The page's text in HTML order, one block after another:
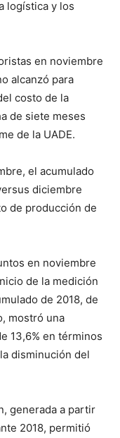
logística y los
en noviembre
alcanzó para
costo de la
de siete meses
de la UADE.
el acumulado
diciembre
de producción de
en noviembre
de la medición
de 2018, de
mostró una
13,6% en términos
disminución del
generada a partir
2018, permitió